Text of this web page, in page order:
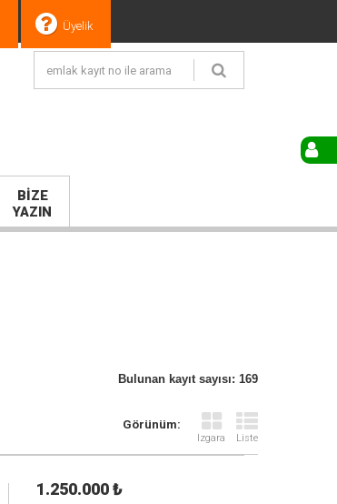
Üyelik
BIZE
YAZIN
Bulunan kayıt sayısı: 169
Görünüm:
Izgara Liste
1.250.000₺